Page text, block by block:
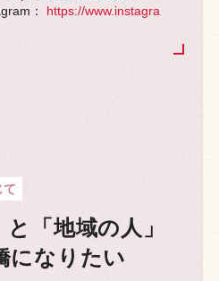
：
https://www.instagra
と「地域の人」
になりたい